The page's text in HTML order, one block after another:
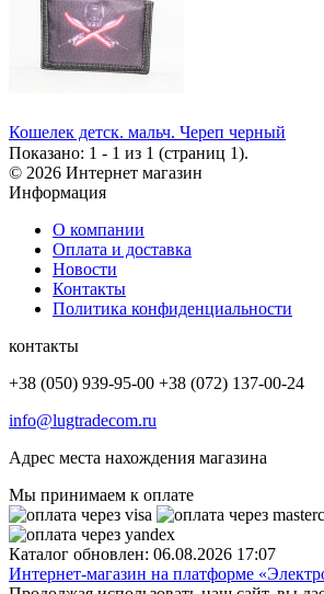
Кошелек детск. мальч. Череп черный
Показано: 1 - 1 из 1 (страниц 1).
© 2026 Интернет магазин
Информация
О компании
Оплата и доставка
Новости
Контакты
Политика конфиденциальности
контакты
+38 (050) 939-95-00 +38 (072) 137-00-24
info@lugtradecom.ru
Адрес места нахождения магазина
Мы принимаем к оплате
Каталог обновлен: 06.08.2026 17:07
Интернет-магазин на платформе